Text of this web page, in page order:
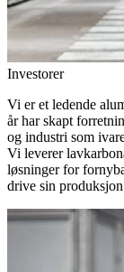
Investorer
Vi er et ledende
år har skapt
og industri som
Vi leverer
løsninger for
drive sin